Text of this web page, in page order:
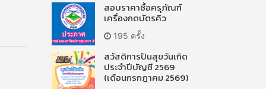
สอบราคาซื้อครุภัณฑ์
เครื่องกดบัตรคิว
195 ครั้ง
สวัสดิการปันสุขวันเกิด
ประจำปีบัญชี 2569
(เดือนกรกฎาคม 2569)